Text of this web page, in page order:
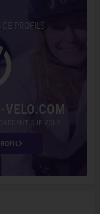
PROFILS
VELO.COM
QUE VOUS !